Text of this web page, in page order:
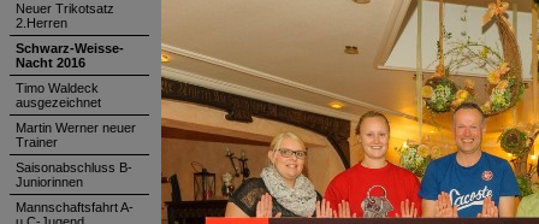
Neuer Trikotsatz
2.Herren
Schwarz-Weisse-
Nacht 2016
Timo Waldeck
ausgezeichnet
Martin Werner neuer
Trainer
Saisonabschluss B-
Juniorinnen
Mannschaftsfahrt A-